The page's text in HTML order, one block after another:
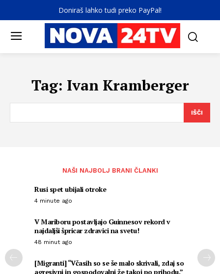
Doniraš lahko tudi preko PayPal!
Tag: Ivan Kramberger
IŠČI
NAŠI NAJBOLJ BRANI ČLANKI
Rusi spet ubijali otroke
4 minute ago
V Mariboru postavljajo Guinnesov rekord v
najdaljši špricar zdravici na svetu!
48 minut ago
[Migranti] “Včasih so se še malo skrivali, zdaj so
agresivni in gospodovalni že takoj po prihodu.”